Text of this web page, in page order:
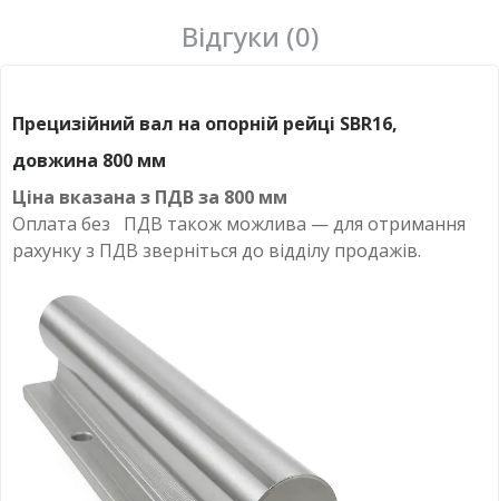
Відгуки (0)
Прецизійний вал на опорній рейці SBR16,
довжина 800 мм
Ціна вказана з ПДВ за 800 мм
Оплата без
ПДВ також можлива — для отримання
рахунку з ПДВ зверніться до відділу продажів.